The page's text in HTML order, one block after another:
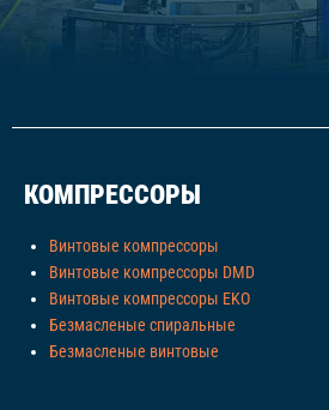
КОМПРЕССОРЫ
Винтовые компрессоры
Винтовые компрессоры DMD
Винтовые компрессоры EKO
Безмасленые спиральные
Безмасленые винтовые